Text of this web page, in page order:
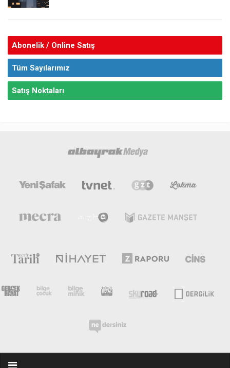
Abonelik / Online Satış
Tüm Sayılarımız
Satış Noktaları